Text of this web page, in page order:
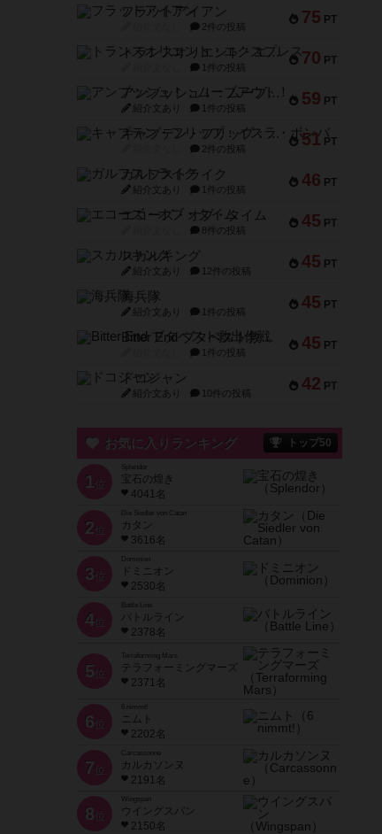
75 PT
フラットアイアン
2件の投稿
70 PT
トランスオリエント・エクスプレス
1件の投稿
59 PT
アンブッシュ！：ムーブアウト！
紹介文あり 1件の投稿
51 PT
キャプテン・フリップ：イスラ・ボンバ
2件の投稿
46 PT
ガルフストライク
紹介文あり 1件の投稿
45 PT
エコーズ・オブ・タイム
8件の投稿
45 PT
スカルキング
紹介文あり 12件の投稿
45 PT
海兵隊
紹介文あり 1件の投稿
45 PT
Bitter End ブタペスト救出作戦
1件の投稿
42 PT
ドコジャン
紹介文あり 10件の投稿
お気に入りランキング トップ50
1 位
宝石の煌き
4041名
2 位
Die Siedler von Catan
カタン
3616名
3 位
ドミニオン
2530名
4位
Battle Line
バトルライン
2378名
5 位
Terraforming Mars
テラフォーミングマーズ
2371名
6 位
ニムト
2202名
7 位
Carcassonne
カルカソンヌ
2191名
8 位
Wingspan
ウイングスパン
2150名